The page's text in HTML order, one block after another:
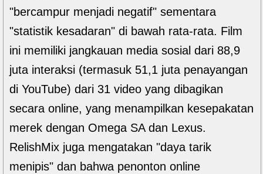
"bercampur menjadi negatif" sementara
"statistik kesadaran" di bawah rata-rata. Film
ini memiliki jangkauan media sosial dari 88,9
juta interaksi (termasuk 51,1 juta penayangan
di YouTube) dari 31 video yang dibagikan
secara online, yang menampilkan kesepakatan
merek dengan Omega SA dan Lexus.
RelishMix juga mengatakan "daya tarik
menipis" dan bahwa penonton online